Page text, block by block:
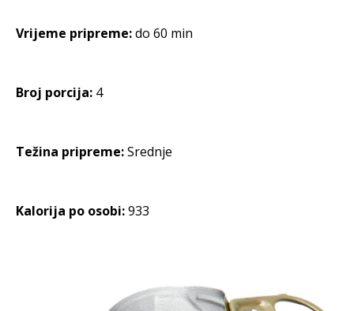
Vrijeme pripreme:do 60 min
Broj porcija: 4
Težina pripreme:Srednje
Kalorija po osobi:933